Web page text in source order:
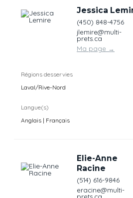
Jessica
(450) 848-4756
jlemire@multi-
prets.ca
Ma page →
Régions desservies
Laval/Rive-Nord
Langue(s)
Anglais | Français
Elie-Anne
Racine
(514) 616-9846
eracine@multi-